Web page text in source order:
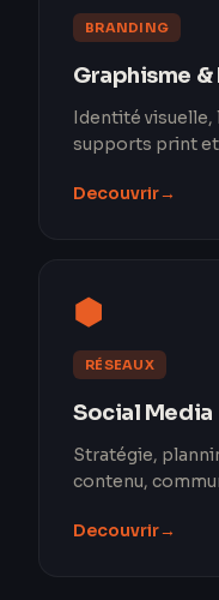
BRANDING
Graphisme &
Identité visuelle,
supports print
Decouvrir→
⬢
RÉSEAUX
Social Media
Stratégie,
contenu,
Decouvrir→